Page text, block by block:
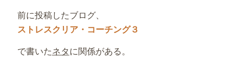
前に投稿したブログ、
ストレスクリア・コーチング３
で書いたネタに関係がある。